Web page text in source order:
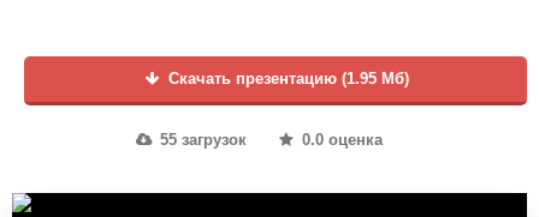
Скачать презентацию (1.95 Мб)
55 загрузок 0.0 оценка